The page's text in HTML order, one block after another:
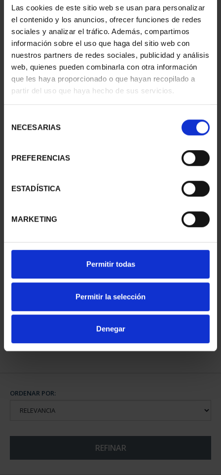
Las cookies de este sitio web se usan para personalizar
el contenido y los anuncios, ofrecer funciones de redes
sociales y analizar el tráfico. Además, compartimos
información sobre el uso que haga del sitio web con
nuestros partners de redes sociales, publicidad y análisis
web, quienes pueden combinarla con otra información
que les haya proporcionado o que hayan recopilado a
partir del uso que haya hecho de sus servicios.
NECESARIAS
PREFERENCIAS
ESTADÍSTICA
MARKETING
Permitir todas
Permitir la selección
Denegar
SUSCRIPCIÓN
CAPITALES DE
949,00 €
registrados
SUSCRIPCIÓN
CAPITALES DE
949,00 €
registrados
CAPITALES DE
COMPLET...
3.796,00 €
ORDENAR POR:
REFINAR